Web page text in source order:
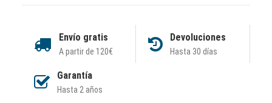
Envío gratis
A partir de 120€
Devoluciones
Hasta 30 días
Garantía
Hasta 2 años